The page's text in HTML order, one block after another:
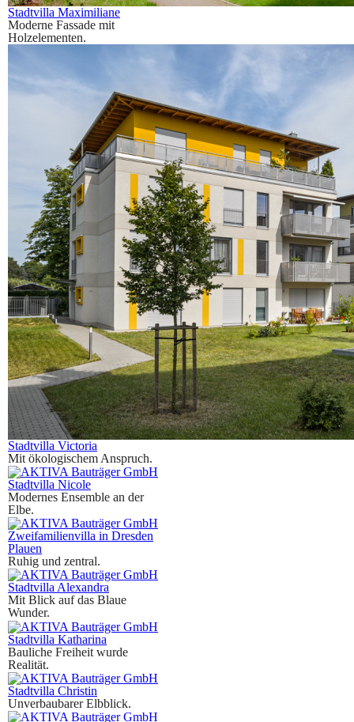
Stadtvilla Maximiliane
Moderne Fassade mit
Holzelementen.
Stadtvilla Victoria
Mit ökologischem Anspruch.
Stadtvilla Nicole
Modernes Ensemble an der
Elbe.
Zweifamilienvilla in Dresden
Plauen
Ruhig und zentral.
Stadtvilla Alexandra
Mit Blick auf das Blaue
Wunder.
Stadtvilla Katharina
Bauliche Freiheit wurde
Realität.
Stadtvilla Christin
Unverbaubarer Elbblick.